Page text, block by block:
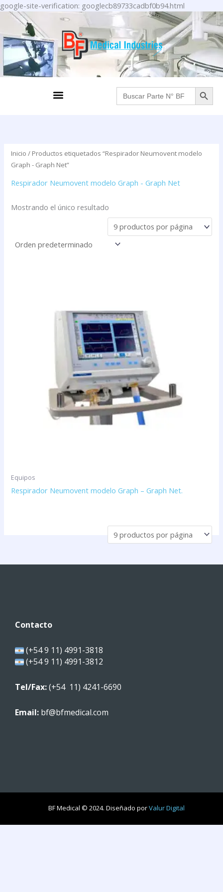
google-site-verification: googlecb89733cadbf0b94.html
al
contenido
Menu Buscar: BOTÓN DE
Inicio / Productos etiquetados “Respirador Neumovent modelo
Graph - Graph Net”
Respirador Neumovent modelo Graph - Graph Net
Mostrando el único resultado
Equipos
Respirador Neumovent modelo Graph – Graph Net.
Contacto
(+54 9 11) 4991-3818
(+54 9 11) 4991-3812
Tel/Fax:(+54 11) 4241-6690
Email: bf@bfmedical.com
BF Medical © 2024. Diseñado porValur Digital